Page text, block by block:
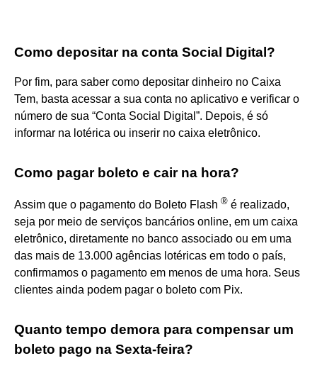
Como depositar na conta Social Digital?
Por fim, para saber como depositar dinheiro no Caixa
Tem, basta acessar a sua conta no aplicativo e verificar o
número de sua “Conta Social Digital”. Depois, é só
informar na lotérica ou inserir no caixa eletrônico.
Como pagar boleto e cair na hora?
Assim que o pagamento do Boleto Flash ® é realizado,
seja por meio de serviços bancários online, em um caixa
eletrônico, diretamente no banco associado ou em uma
das mais de 13.000 agências lotéricas em todo o país,
confirmamos o pagamento em menos de uma hora. Seus
clientes ainda podem pagar o boleto com Pix.
Quanto tempo demora para compensar um
boleto pago na Sexta-feira?